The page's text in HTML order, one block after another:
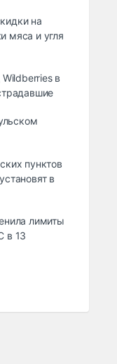
на
мяса и угля
в
пунктов
в
лимиты
в 13